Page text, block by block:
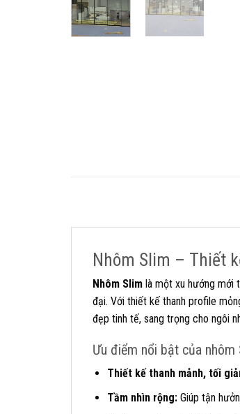
Nhôm Slim – Thiết
Nhôm Slim là một xu hướng mới
đại. Với thiết kế thanh profile
đẹp tinh tế, sang trọng cho ngôi
Ưu điểm nổi bật của nhôm
Thiết kế thanh mảnh, tối
Tầm nhìn rộng:Giúp tận